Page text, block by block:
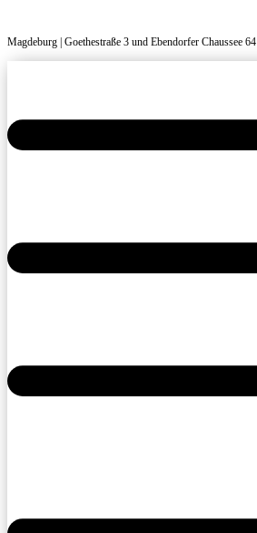
Magdeburg | Goethestraße 3 und Ebendorfer Chaussee 64